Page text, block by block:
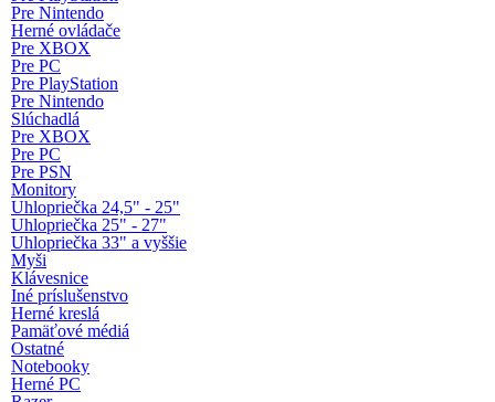
Pre Nintendo
Herné ovládače
Pre XBOX
Pre PC
Pre PlayStation
Pre Nintendo
Slúchadlá
Pre XBOX
Pre PC
Pre PSN
Monitory
Uhlopriečka 24,5" - 25"
Uhlopriečka 25" - 27"
Uhlopriečka 33" a vyššie
Myši
Klávesnice
Iné príslušenstvo
Herné kreslá
Pamäťové médiá
Ostatné
Notebooky
Herné PC